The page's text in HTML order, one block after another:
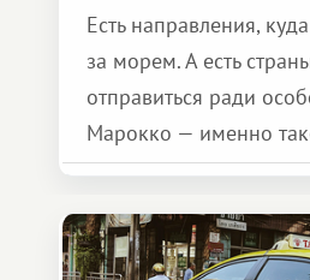
Есть направления,
за морем. А есть
отправиться ради
Марокко — именно